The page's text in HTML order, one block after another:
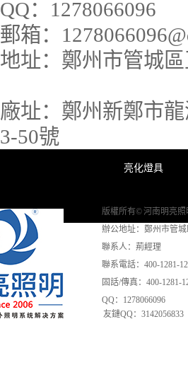
QQ： 1278066096
郵箱：
地址： 鄭州市管城
廠址： 鄭州新鄭市
3-50號
亮化燈具
版權所有© 河南明亮照
辦公地址：鄭州市管
聯系人：荊經理
聯系電話：400-1281-
固話/傳真：400-1281-
QQ：1278066096
友鏈QQ：3142056833